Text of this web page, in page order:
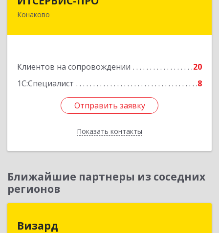
Конаково
Клиентов на сопровождении
20
1С:Специалист
8
Отправить заявку
Показать контакты
171252, Тверская обл, Конаковский р-н,
Отправить заявку
Назад
Ближайшие партнеры из соседних
регионов
Визард